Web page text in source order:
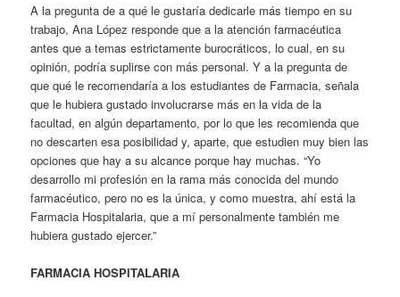
A la pregunta de a qué le gustaría dedicarle más tiempo en su
trabajo, Ana López responde que a la atención farmacéutica
antes que a temas estrictamente burocráticos, lo cual, en su
opinión, podría suplirse con más personal. Y a la pregunta de
que qué le recomendaría a los estudiantes de Farmacia, señala
que le hubiera gustado involucrarse más en la vida de la
facultad, en algún departamento, por lo que les recomienda que
no descarten esa posibilidad y, aparte, que estudien muy bien las
opciones que hay a su alcance porque hay muchas. “Yo
desarrollo mi profesión en la rama más conocida del mundo
farmacéutico, pero no es la única, y como muestra, ahí está la
Farmacia Hospitalaria, que a mí personalmente también me
hubiera gustado ejercer.”
FARMACIA HOSPITALARIA